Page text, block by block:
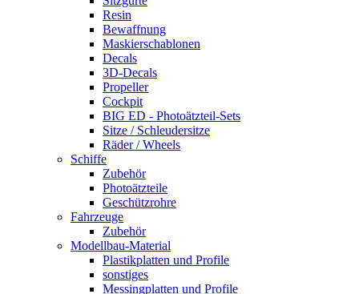
Resin
Bewaffnung
Maskierschablonen
Decals
3D-Decals
Propeller
Cockpit
BIG ED - Photoätzteil-Sets
Sitze / Schleudersitze
Räder / Wheels
Schiffe
Zubehör
Photoätzteile
Geschützrohre
Fahrzeuge
Zubehör
Modellbau-Material
Plastikplatten und Profile
sonstiges
Messingplatten und Profile